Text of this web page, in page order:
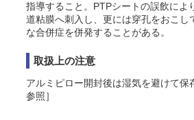
指導すること。PTPシートの誤飲によ
道粘膜へ刺入し、更には穿孔をおこし
な合併症を併発することがある。
取扱上の注意
アルミピロー開封後は湿気を避けて保
参照］